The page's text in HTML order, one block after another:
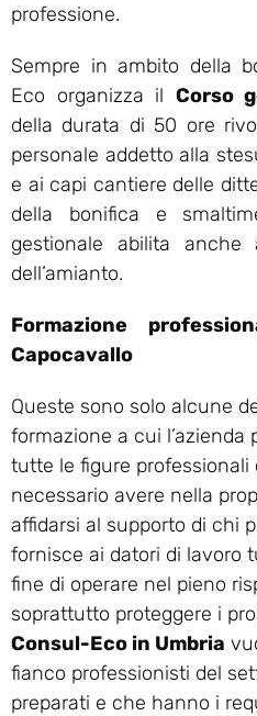
professione.
Sempre in ambito della
Eco organizza il Corso
della durata di 50 ore
personale addetto alla
e ai capi cantiere delle
della bonifica e
gestionale abilita anche
dell’amianto.
Formazione
Capocavallo
Queste sono solo alcune
formazione a cui
tutte le figure professionali
necessario avere nella
affidarsi al supporto di chi
fornisce ai datori di lavoro
fine di operare nel pieno
soprattutto proteggere i
Consul-Eco in Umbria
fianco professionisti del
preparati e che hanno i